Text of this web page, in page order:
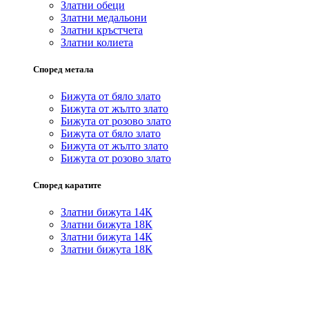
Златни обеци
Златни медальони
Златни кръстчета
Златни колиета
Според метала
Бижута от бяло злато
Бижута от жълто злато
Бижута от розово злато
Бижута от бяло злато
Бижута от жълто злато
Бижута от розово злато
Според каратите
Златни бижута 14К
Златни бижута 18К
Златни бижута 14К
Златни бижута 18К